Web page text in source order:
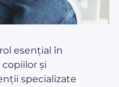
esențial în
și
specializate